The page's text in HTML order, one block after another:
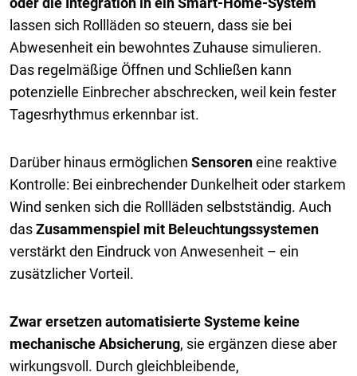
lassen sich Rollläden so steuern, dass sie bei
Abwesenheit ein bewohntes Zuhause simulieren.
Das regelmäßige Öffnen und Schließen kann
potenzielle Einbrecher abschrecken, weil kein fester
Tagesrhythmus erkennbar ist.
Darüber hinaus ermöglichen Sensoreneine reaktive
Kontrolle: Bei einbrechender Dunkelheit oder starkem
Wind senken sich die Rollläden selbstständig. Auch
dasZusammenspiel mit Beleuchtungssystemen
verstärkt den Eindruck von Anwesenheit – ein
zusätzlicher Vorteil.
Zwar ersetzen automatisierte Systeme keine
mechanische Absicherung, sie ergänzen diese aber
wirkungsvoll. Durch gleichbleibende,